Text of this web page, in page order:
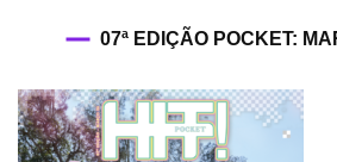
07ª EDIÇÃO POCKET: